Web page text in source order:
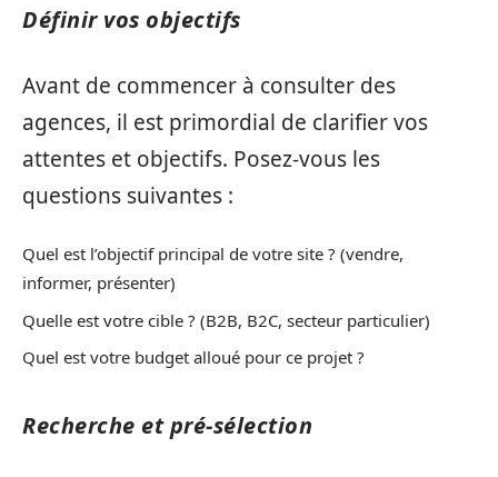
Définir vos objectifs
Avant de commencer à consulter des
agences, il est primordial de clarifier vos
attentes et objectifs. Posez-vous les
questions suivantes :
Quel est l’objectif principal de votre site ? (vendre,
informer, présenter)
Quelle est votre cible ? (B2B, B2C, secteur particulier)
Quel est votre budget alloué pour ce projet ?
Recherche et pré-sélection